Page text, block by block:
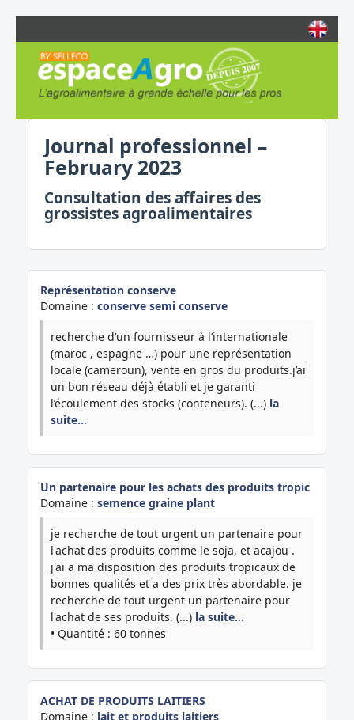
Journal professionnel –
February 2023
Consultation des affaires des
grossistes agroalimentaires
Représentation conserve
Domaine : conserve semi conserve
recherche d’un fournisseur à l’internationale
(maroc , espagne …) pour une représentation
locale (cameroun), vente en gros du produits.j’ai
un bon réseau déjà établi et je garanti
l’écoulement des stocks (conteneurs). (...) la
suite…
Un partenaire pour les achats des produits tropic
Domaine : semence graine plant
je recherche de tout urgent un partenaire pour
l'achat des produits comme le soja, et acajou .
j'ai a ma disposition des produits tropicaux de
bonnes qualités et a des prix très abordable. je
recherche de tout urgent un partenaire pour
l'achat de ses produits. (...) la suite…
• Quantité : 60 tonnes
ACHAT DE PRODUITS LAITIERS
Domaine : lait et produits laitiers